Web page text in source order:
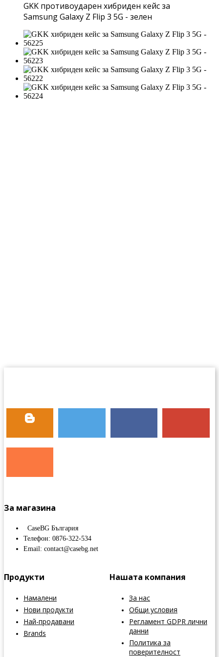
GKK противоударен хибриден кейс за
Samsung Galaxy Z Flip 3 5G - зелен
За магазина
CaseBG България
Телефон: 0876-322-534
Email: contact@casebg.net
Продукти
Намалени
Нови продукти
Най-продавани
Brands
Нашата компания
За нас
Общи условия
Регламент GDPR лични
данни
Политика за
поверителност